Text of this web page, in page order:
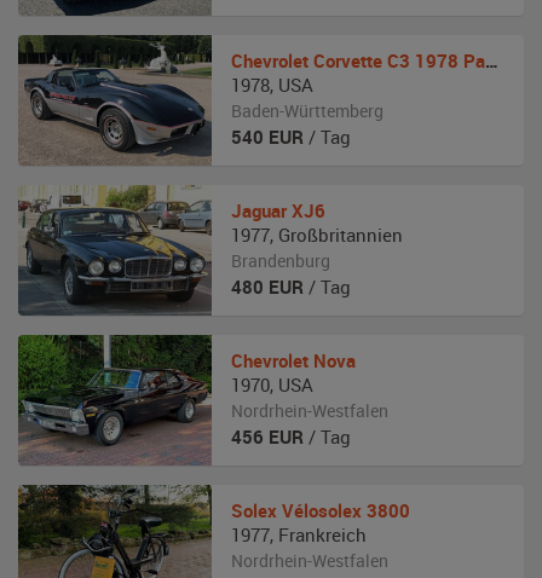
Chevrolet Corvette C3 1978 Pace Car
1978, USA
Baden-Württemberg
540 EUR / Tag
Jaguar XJ6
1977, Großbritannien
Brandenburg
480 EUR / Tag
Chevrolet Nova
1970, USA
Nordrhein-Westfalen
456 EUR / Tag
Solex Vélosolex 3800
1977, Frankreich
Nordrhein-Westfalen